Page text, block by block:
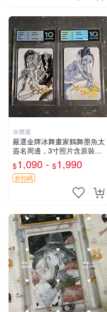
水狸屋
嚴選金牌冰舞畫家鶴舞墨魚太
簽名周邊，3寸照片含原裝卡
磚。收藏自用，面簽確保證
實。 冰舞 簽名 周邊
$1,090 - $1,990
折扣碼